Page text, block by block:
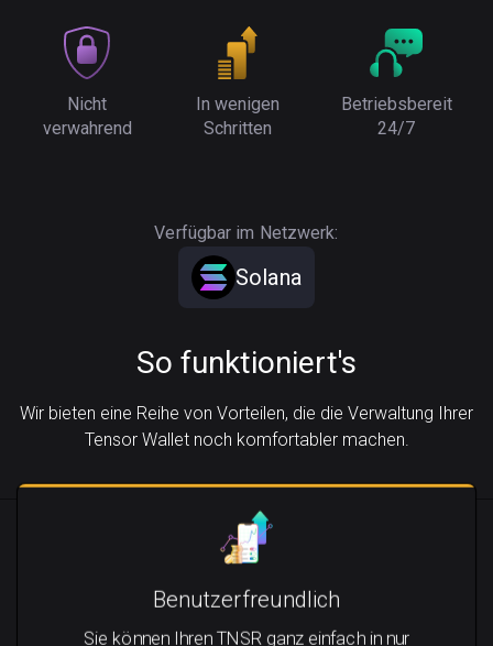
Nicht
verwahrend
In wenigen
Schritten
Betriebsbereit
24/7
Verfügbar im Netzwerk:
Solana
So funktioniert's
Wir bieten eine Reihe von Vorteilen, die die Verwaltung Ihrer
Tensor Wallet noch komfortabler machen.
Benutzerfreundlich
Sie können Ihren TNSR ganz einfach in nur